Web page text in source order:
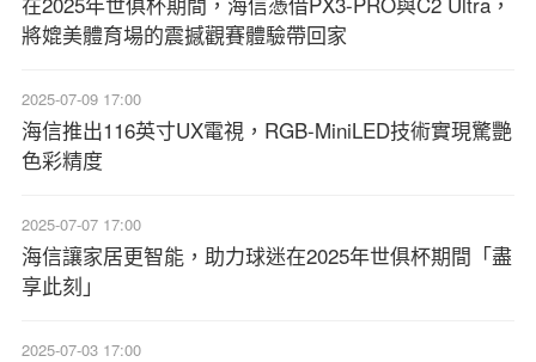
將媲美體育場的震撼觀賽體驗帶回家
2025-07-09 17:00
海信推出116英寸UX電視，RGB-MiniLED技術實現驚艷
色彩精度
2025-07-07 17:00
海信讓家居更智能，助力球迷在2025年世俱杯期間「盡
享此刻」
2025-07-03 17:00